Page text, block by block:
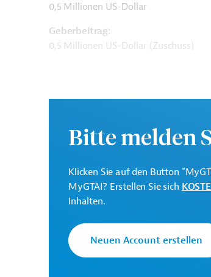
0,5 Millionen US-Dollar
Geberbeitrag:
0,5 Millionen US-Dollar (Zuschuss)
Kontaktadresse
Interamerikanische
Entwicklungsbank (IDB)
Die
Dominikanische Republik
Bitte melden
Klicken Sie auf den Button
MyGTAI? Erstellen Sie sich
Inhalten.
Neuen Account erstellen